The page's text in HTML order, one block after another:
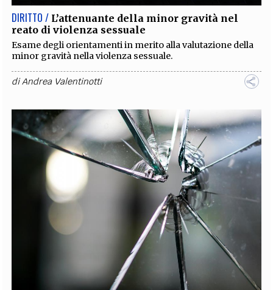
DIRITTO / L’attenuante della minor gravità nel
reato di violenza sessuale
Esame degli orientamenti in merito alla valutazione della
minor gravità nella violenza sessuale.
diAndrea Valentinotti